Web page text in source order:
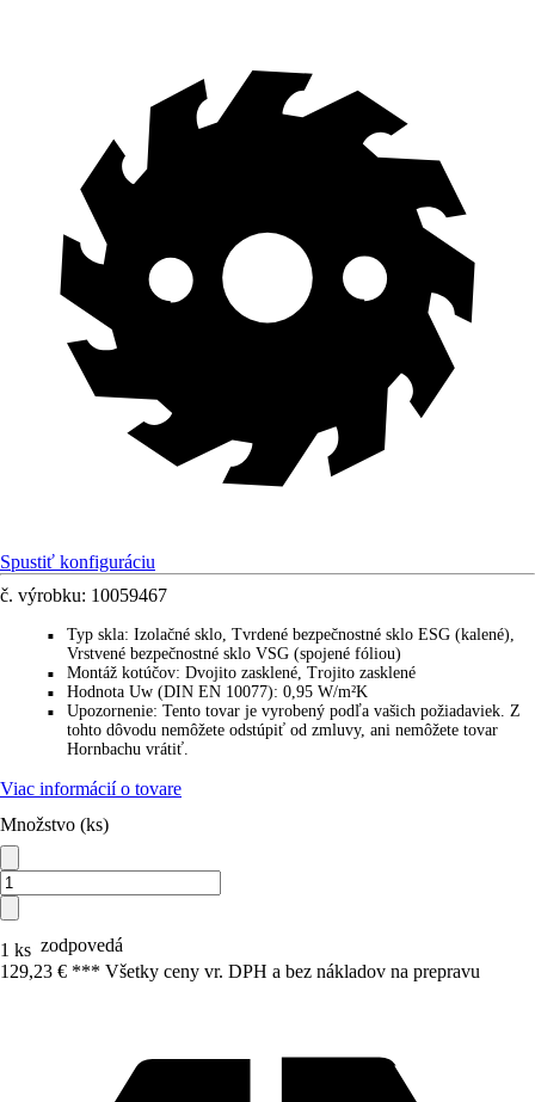
Spustiť konfiguráciu
č. výrobku: 10059467
■ Typ skla: Izolačné sklo, Tvrdené bezpečnostné sklo ESG (kalené),
Vrstvené bezpečnostné sklo VSG (spojené fóliou)
■ Montáž kotúčov: Dvojito zasklené, Trojito zasklené
■ Hodnota Uw (DIN EN 10077): 0,95 W/m²K
■ Upozornenie: Tento tovar je vyrobený podľa vašich požiadaviek. Z
tohto dôvodu nemôžete odstúpiť od zmluvy, ani nemôžete tovar
Hornbachu vrátiť.
Viac informácií o tovare
Množstvo (ks)
1 ks zodpovedá
129,23 € *** Všetky ceny vr. DPH a bez nákladov na prepravu